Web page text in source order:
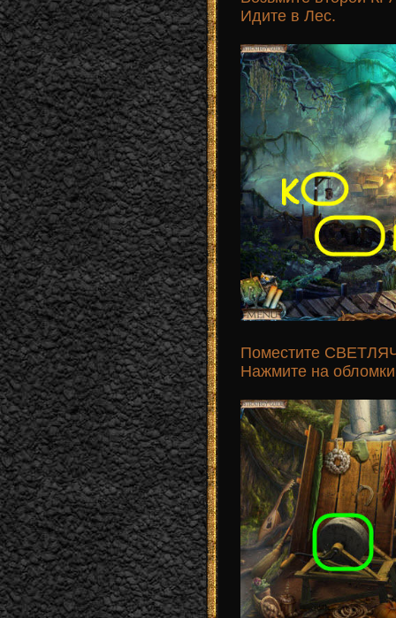
Идите в Лес.
Поместите
Нажмите на